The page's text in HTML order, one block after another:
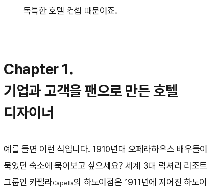
독특한 호텔 컨셉 때문이죠.
Chapter 1.
기업과 고객을 팬으로 만든 호텔
디자이너
예를 들면 이런 식입니다. 1910년대 오페라하우스 배우들이
묵었던 숙소에 묵어보고 싶으세요? 세계 3대 럭셔리 리조트
그룹인 카펠라Capella의 하노이점은 1911년에 지어진 하노이